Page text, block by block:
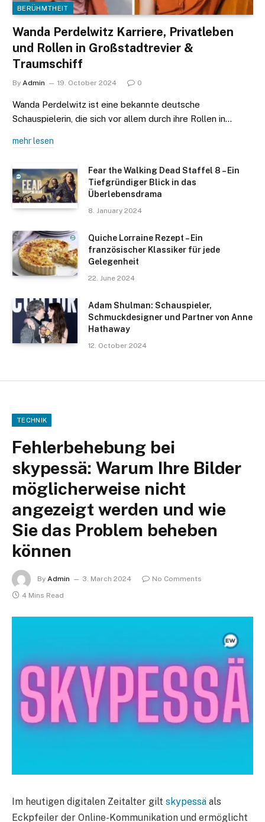
BERÜHMTHEIT
Wanda Perdelwitz Karriere, Privatleben
und Rollen in Großstadtrevier &
Traumschiff
By Admin 19. October 2024 0
Wanda Perdelwitz ist eine bekannte deutsche
Schauspielerin, die sich vor allem durch ihre Rollen in…
mehr lesen
Fear the Walking Dead Staffel 8 – Ein
Tiefgründiger Blick in das
Überlebensdrama
8. January 2024
Quiche Lorraine Rezept – Ein
französischer Klassiker für jede
Gelegenheit
22. June 2024
Adam Shulman: Schauspieler,
Schmuckdesigner und Partner von Anne
Hathaway
12. October 2024
TECHNIK
Fehlerbehebung bei
skypessä: Warum Ihre Bilder
möglicherweise nicht
angezeigt werden und wie
Sie das Problem beheben
können
By Admin 3. March 2024
No Comments
4 Mins Read
Im heutigen digitalen Zeitalter gilt skypessä als
Eckpfeiler der Online-Kommunikation und ermöglicht